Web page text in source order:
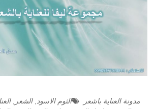
مدونة العناية باشعر الثوم الاسود ,الشعر ,